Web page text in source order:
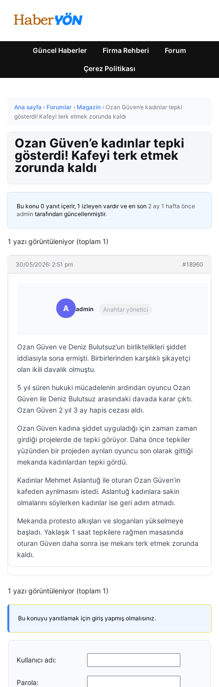
Güncel Haberler Firma Rehberi Forum
Çerez Politikası
Ana sayfa › Forumlar › Magazin › Ozan Güven’e kadınlar tepki
gösterdi! Kafeyi terk etmek zorunda kaldı
Ozan Güven’e kadınlar tepki
gösterdi! Kafeyi terk etmek
zorunda kaldı
Bu konu 0 yanıt içerir, 1 izleyen vardır ve en son 2 ay 1 hafta önce
admin tarafından güncellenmiştir.
1 yazı görüntüleniyor (toplam 1)
30/05/2026: 2:51 pm #18960
A admin Anahtar yönetici
Ozan Güven ve Deniz Bulutsuz’un birliktelikleri şiddet
iddiasıyla sona ermişti. Birbirlerinden karşılıklı şikayetçi
olan ikili davalık olmuştu.
5 yıl süren hukuki mücadelenin ardından oyuncu Ozan
Güven ile Deniz Bulutsuz arasındaki davada karar çıktı.
Ozan Güven 2 yıl 3 ay hapis cezası aldı.
Ozan Güven kadına şiddet uyguladığı için zaman zaman
girdiği projelerde de tepki görüyor. Daha önce tepkiler
yüzünden bir projeden ayrılan oyuncu son olarak gittiği
mekanda kadınlardan tepki gördü.
Kadınlar Mehmet Aslantuğ ile oturan Ozan Güven’in
kafeden ayrılmasını istedi. Aslantuğ kadınlara sakin
olmalarını söylerken kadınlar ise geri adım atmadı.
Mekanda protesto alkışları ve sloganları yükselmeye
başladı. Yaklaşık 1 saat tepkilere rağmen masasında
oturan Güven daha sonra ise mekanı terk etmek zorunda
kaldı.
1 yazı görüntüleniyor (toplam 1)
Bu konuyu yanıtlamak için giriş yapmış olmalısınız.
Kullanıcı adı:
Parola: